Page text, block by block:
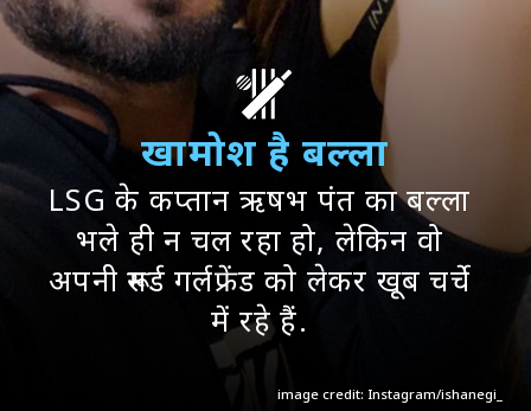
image credit: Instagram/ishanegi_
खामोश है बल्ला
LSG के कप्तान ऋषभ पंत का बल्ला
भले ही न चल रहा हो, लेकिन वो
अपनी रूमर्ड गर्लफ्रेंड को लेकर खूब चर्चे
में रहे हैं.